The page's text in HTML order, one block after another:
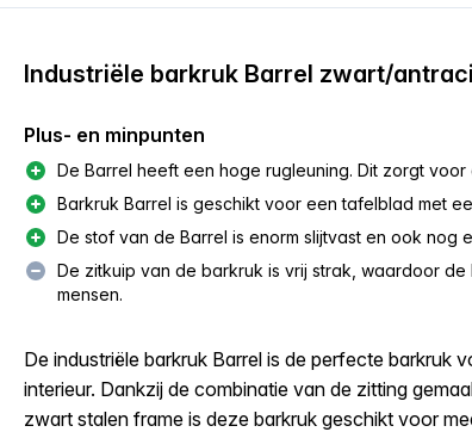
Industriële barkruk Barrel zwart/
Plus- en minpunten
De Barrel heeft een hoge rugleuning. Dit zorgt voor
Barkruk Barrel is geschikt voor een tafelblad met
De stof van de Barrel is enorm slijtvast en ook nog
De zitkuip van de barkruk is vrij strak, waardoor
mensen.
De industriële barkruk Barrel is de perfecte barkruk
interieur. Dankzij de combinatie van de zitting
zwart stalen frame is deze barkruk geschikt voor